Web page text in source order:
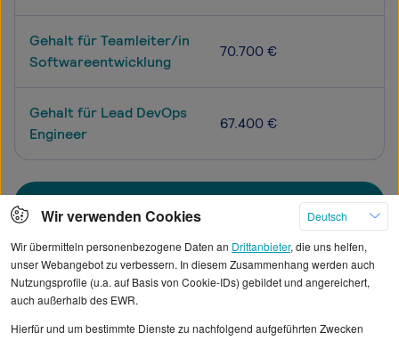
Gehalt für Teamleiter/in
Softwareentwicklung
70.700 €
Gehalt für Lead DevOps
Engineer
67.400 €
Alle angezeigten Gehaltsdaten beruhen auf
Wir verwenden Cookies
Deutsch
Wir übermitteln personenbezogene Daten an Drittanbieter, die uns helfen,
unser Webangebot zu verbessern. In diesem Zusammenhang werden auch
Nutzungsprofile (u.a. auf Basis von Cookie-IDs) gebildet und angereichert,
auch außerhalb des EWR.
Hierfür und um bestimmte Dienste zu nachfolgend aufgeführten Zwecken